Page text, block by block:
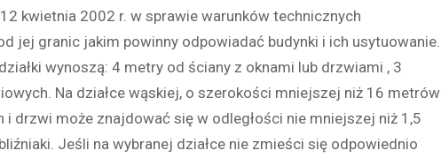
kwietnia 2002 r. w sprawie warunków technicznych
jej granic jakim powinny odpowiadać budynki i ich usytuowanie.
wynoszą: 4 metry od ściany z oknami lub drzwiami , 3
Na działce wąskiej, o szerokości mniejszej niż 16 metrów
drzwi może znajdować się w odległości nie mniejszej niż 1,5
Jeśli na wybranej działce nie zmieści się odpowiednio